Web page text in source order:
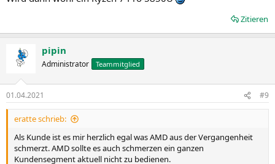
Zitieren
pipin
Administrator Teammitglied
01.04.2021 #9
eratte schrieb:
Als Kunde ist es mir herzlich egal was AMD aus der Vergangenheit
schmerzt. AMD sollte es auch schmerzen ein ganzen
Kundensegment aktuell nicht zu bedienen.